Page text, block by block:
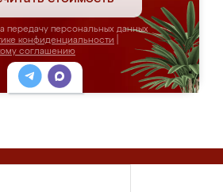
передачу персональных данных
конфиденциальности
соглашению